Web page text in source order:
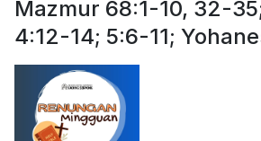
Mazmur 68:1-10, 32-
4:12-14; 5:6-11;